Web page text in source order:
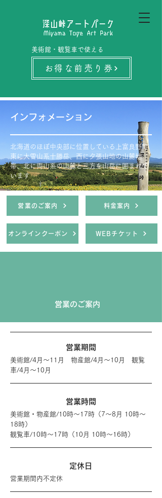
美術館・観覧車で使える
お得な前売り券
インフォメーション
北海道のほぼ中央部に位置している上富良野町
東に大雪山系十勝岳、西に夕張山地の山麓地
帯、北に両山系の山麓と三方を山岳に囲まれて
います
営業のご案内 料金案内
オンラインクーポン WEBチケット
営業のご案内
営業期間
美術館/4月～11月 物産館/4月～10月 観覧
車/4月～10月
営業時間
美術館・物産館/10時～17時（7～8月 10時～
18時）
​観覧車/10時～17時（10月 10時～16時）
定休日
営業期間内不定休